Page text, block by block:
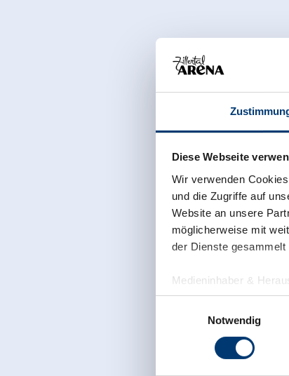
Diese Webseite
Wir verwenden
und die Zugriffe auf
Website an unsere
möglicherweise mit
der Dienste gesammelt
Medieninhaber &
Zeller Bergbahnen
Rohr 23// A-6280 Zell
www.zillertalarena.com
Notwendig